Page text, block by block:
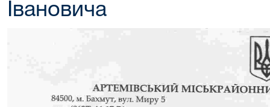
Івановича